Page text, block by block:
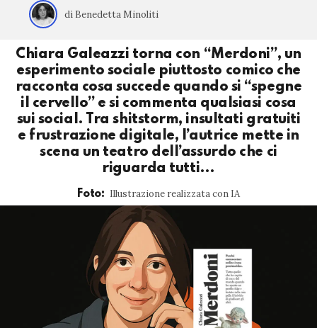
di Benedetta Minoliti
Chiara Galeazzi torna con “Merdoni”, un
esperimento sociale piuttosto comico che
racconta cosa succede quando si “spegne
il cervello” e si commenta qualsiasi cosa
sui social. Tra shitstorm, insultati gratuiti
e frustrazione digitale, l’autrice mette in
scena un teatro dell’assurdo che ci
riguarda tutti…
Foto: Illustrazione realizzata con IA